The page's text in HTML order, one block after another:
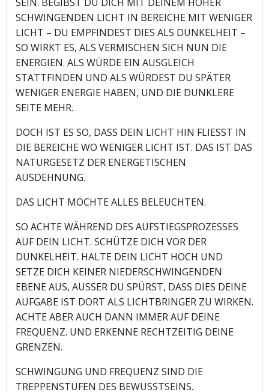
SCHWINGENDEN LICHT IN BEREICHE MIT WENIGER
LICHT – DU EMPFINDEST DIES ALS DUNKELHEIT –
SO WIRKT ES, ALS VERMISCHEN SICH NUN DIE
ENERGIEN. ALS WÜRDE EIN AUSGLEICH
STATTFINDEN UND ALS WÜRDEST DU SPÄTER
WENIGER ENERGIE HABEN, UND DIE DUNKLERE
SEITE MEHR.
DOCH IST ES SO, DASS DEIN LICHT HIN FLIESST IN
DIE BEREICHE WO WENIGER LICHT IST. DAS IST DAS
NATURGESETZ DER ENERGETISCHEN
AUSDEHNUNG.
DAS LICHT MÖCHTE ALLES BELEUCHTEN.
SO ACHTE WÄHREND DES AUFSTIEGSPROZESSES
AUF DEIN LICHT. SCHÜTZE DICH VOR DER
DUNKELHEIT. HALTE DEIN LICHT HOCH UND
SETZE DICH KEINER NIEDERSCHWINGENDEN
EBENE AUS, AUSSER DU SPÜRST, DASS DIES DEINE
AUFGABE IST DORT ALS LICHTBRINGER ZU WIRKEN.
ACHTE ABER AUCH DANN IMMER AUF DEINE
FREQUENZ. UND ERKENNE RECHTZEITIG DEINE
GRENZEN.
SCHWINGUNG UND FREQUENZ SIND DIE
TREPPENSTUFEN DES BEWUSSTSEINS.